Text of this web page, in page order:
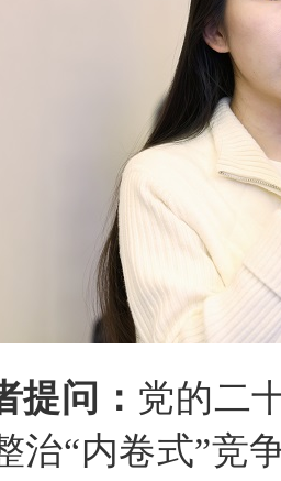
提问： 党的二
治“内卷式”竞